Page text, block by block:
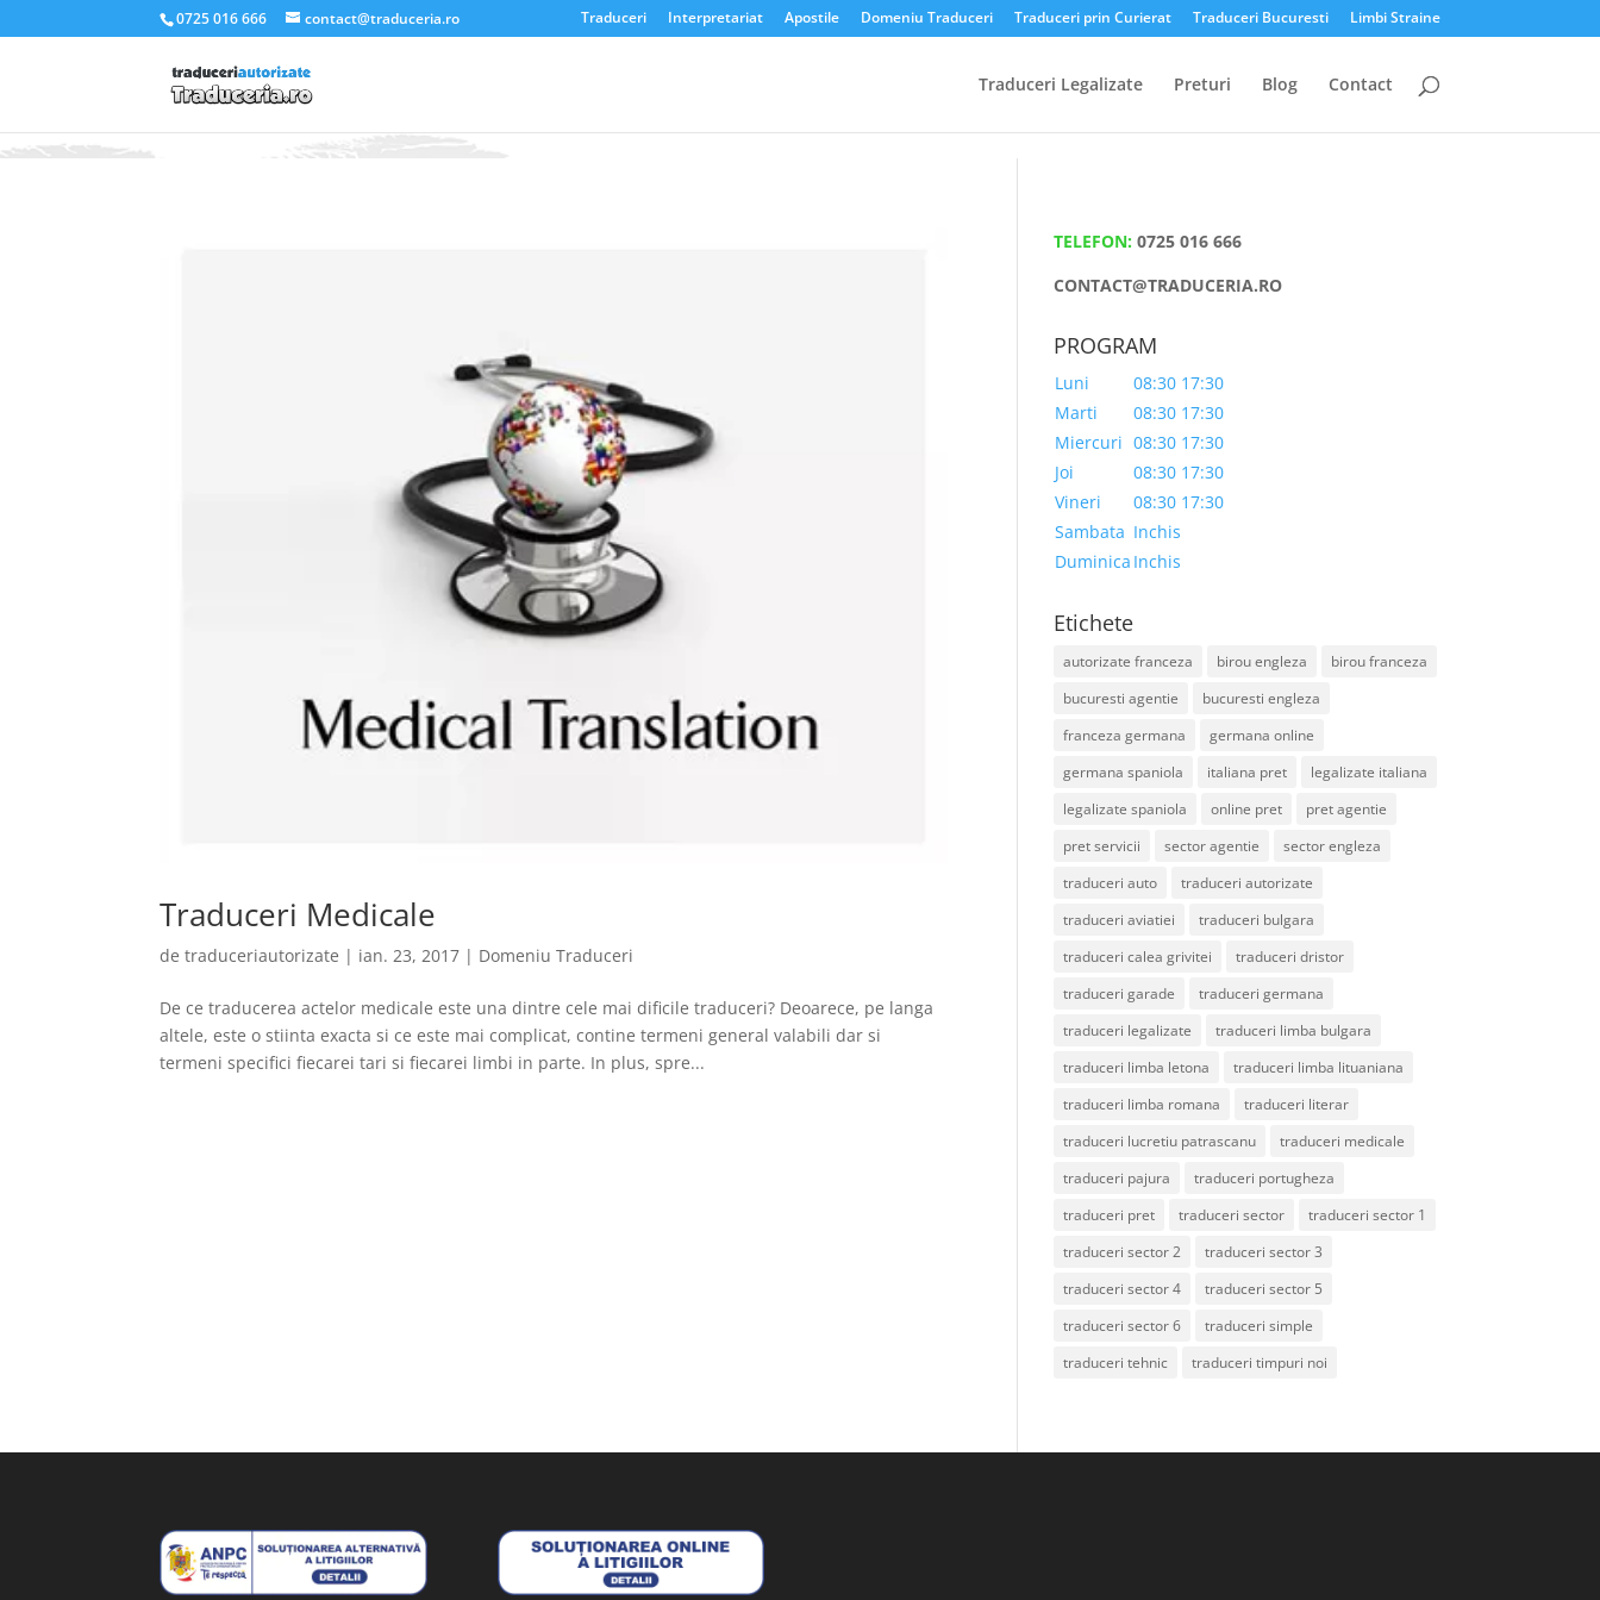
.et_pb_slider_container_inner { padding:0; }
0725 016 666 contact@traduceria.ro Traduceri Interpretariat Apostile Domeniu Traduceri Traduceri prin Curierat Traduceri Bucuresti Limbi Straine
Traduceri Legalizate Preturi Blog Contact
Traduceri Medicale
detraduceriautorizate | ian. 23, 2017 | Domeniu Traduceri
De ce traducerea actelor medicale este una dintre cele mai dificile traduceri? Deoarece, pe langa
altele, este o stiinta exacta si ce este mai complicat, contine termeni general valabili dar si
termeni specifici fiecarei tari si fiecarei limbi in parte. In plus, spre...
TELEFON: 0725 016 666
CONTACT@TRADUCERIA.RO
PROGRAM
Luni
08:30 17:30
Marti
08:30 17:30
Miercuri 08:30 17:30
Joi
08:30 17:30
Vineri
08:30 17:30
Sambata Inchis
Duminica Inchis
Etichete
autorizate franceza birou engleza
birou franceza
bucuresti agentie
bucuresti engleza
franceza germana
germana online
germana spaniola
italiana pret
legalizate italiana
legalizate spaniola
online pret
pret agentie
pret servicii
sector agentie
sector engleza
traduceri auto
traduceri autorizate
traduceri aviatiei
traduceri bulgara
traduceri calea grivitei
traduceri dristor
traduceri garade
traduceri germana
traduceri legalizate
traduceri limba bulgara
traduceri limba letona
traduceri limba lituaniana
traduceri limba romana
traduceri literar
traduceri lucretiu patrascanu
traduceri medicale
traduceri pajura
traduceri portugheza
traduceri pret
traduceri sector
traduceri sector 1
traduceri sector 2
traduceri sector 3
traduceri sector 4
traduceri sector 5
traduceri sector 6
traduceri simple
traduceri tehnic
traduceri timpuri noi